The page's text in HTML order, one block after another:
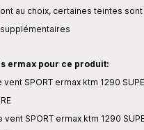
au choix, certaines teintes
ermax pour ce produit:
SPORT ermax ktm 1290
SPORT ermax ktm 1290